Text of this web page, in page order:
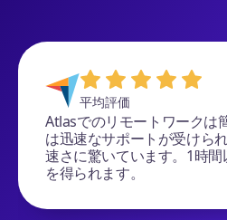
平均評価
Atlasでのリモートワークは
は迅速なサポートが受けら
速さに驚いています。1時
を得られます。